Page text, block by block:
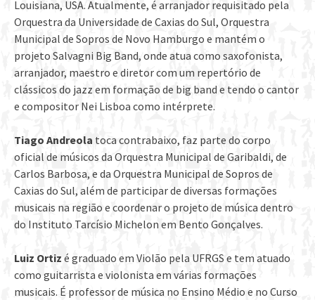
Louisiana, USA. Atualmente, é arranjador requisitado pela
Orquestra da Universidade de Caxias do Sul, Orquestra
Municipal de Sopros de Novo Hamburgo e mantém o
projeto Salvagni Big Band, onde atua como saxofonista,
arranjador, maestro e diretor com um repertório de
clássicos do jazz em formação de big band e tendo o cantor
e compositor Nei Lisboa como intérprete.
Tiago Andreola toca contrabaixo, faz parte do corpo
oficial de músicos da Orquestra Municipal de Garibaldi, de
Carlos Barbosa, e da Orquestra Municipal de Sopros de
Caxias do Sul, além de participar de diversas formações
musicais na região e coordenar o projeto de música dentro
do Instituto Tarcísio Michelon em Bento Gonçalves.
Luiz Ortiz é graduado em Violão pela UFRGS e tem atuado
como guitarrista e violonista em várias formações
musicais. É professor de música no Ensino Médio e no Curso